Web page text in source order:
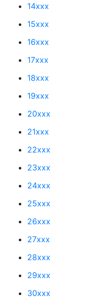
14xxx
15xxx
16xxx
17xxx
18xxx
19xxx
20xxx
21xxx
22xxx
23xxx
24xxx
25xxx
26xxx
27xxx
28xxx
29xxx
30xxx